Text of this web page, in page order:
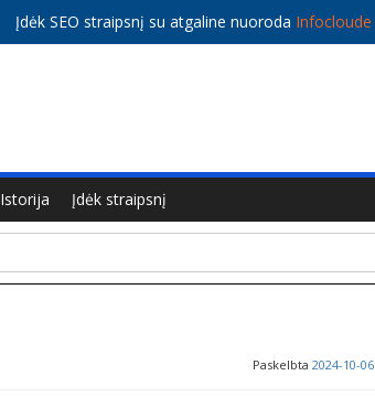
Įdėk SEO straipsnį su atgaline nuoroda Infocloude
Istorija
Įdėk straipsnį
Paskelbta 2024-10-06